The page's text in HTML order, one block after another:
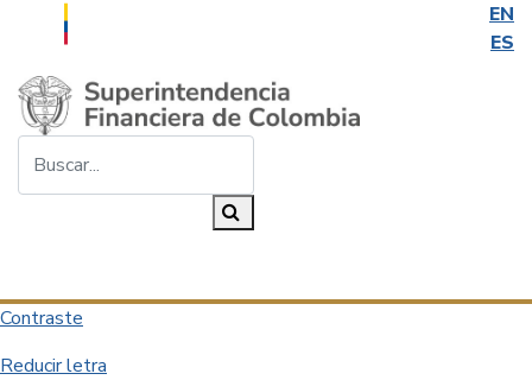
EN
ES
Saltar al contenido principal
Contraste
Reducir letra